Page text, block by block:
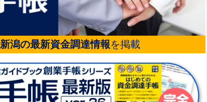
新潟の最新資金調達情報を掲載